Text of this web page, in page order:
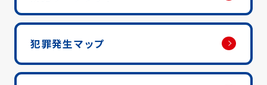
犯罪発生マップ